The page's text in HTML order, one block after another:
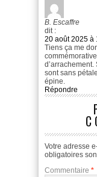
B. Escaffre
dit :
20 août 2025 à
Tiens ça me
d’arrachement.
sont sans
épine.
Répondre
Votre adresse
obligatoires
Commentaire *